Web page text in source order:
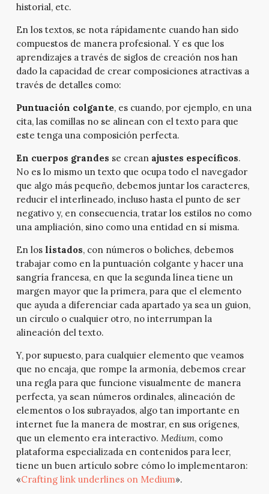
historial, etc.
En los textos, se nota rápidamente cuando han sido
compuestos de manera profesional. Y es que los
aprendizajes a través de siglos de creación nos han
dado la capacidad de crear composiciones atractivas a
través de detalles como:
Puntuación colgante, es cuando, por ejemplo, en una
cita, las comillas no se alinean con el texto para que
este tenga una composición perfecta.
En cuerpos grandes se crean ajustes específicos.
No es lo mismo un texto que ocupa todo el navegador
que algo más pequeño, debemos juntar los caracteres,
reducir el interlineado, incluso hasta el punto de ser
negativo y, en consecuencia, tratar los estilos no como
una ampliación, sino como una entidad en sí misma.
En los listados, con números o boliches, debemos
trabajar como en la puntuación colgante y hacer una
sangría francesa, en que la segunda línea tiene un
margen mayor que la primera, para que el elemento
que ayuda a diferenciar cada apartado ya sea un guion,
un círculo o cualquier otro, no interrumpan la
alineación del texto.
Y, por supuesto, para cualquier elemento que veamos
que no encaja, que rompe la armonía, debemos crear
una regla para que funcione visualmente de manera
perfecta, ya sean números ordinales, alineación de
elementos o los subrayados, algo tan importante en
internet fue la manera de mostrar, en sus orígenes,
que un elemento era interactivo. Medium, como
plataforma especializada en contenidos para leer,
tiene un buen artículo sobre cómo lo implementaron:
«Crafting link underlines on Medium».